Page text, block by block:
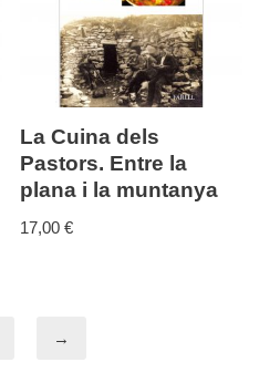
La Cuina dels
Pastors. Entre la
plana i la muntanya
17,00€
→